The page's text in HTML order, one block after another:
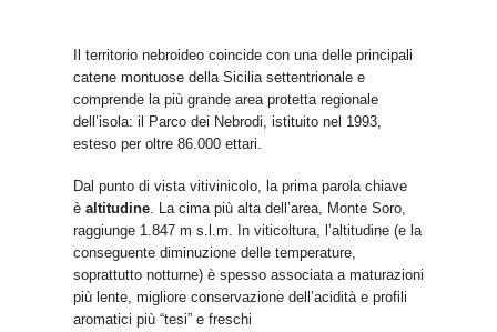
Il territorio nebroideo coincide con una delle principali
catene montuose della Sicilia settentrionale e
comprende la più grande area protetta regionale
dell’isola: il Parco dei Nebrodi, istituito nel 1993,
esteso per oltre 86.000 ettari.
Dal punto di vista vitivinicolo, la prima parola chiave
è altitudine. La cima più alta dell’area, Monte Soro,
raggiunge 1.847 m s.l.m. In viticoltura, l’altitudine (e la
conseguente diminuzione delle temperature,
soprattutto notturne) è spesso associata a maturazioni
più lente, migliore conservazione dell’acidità e profili
aromatici più “tesi” e freschi